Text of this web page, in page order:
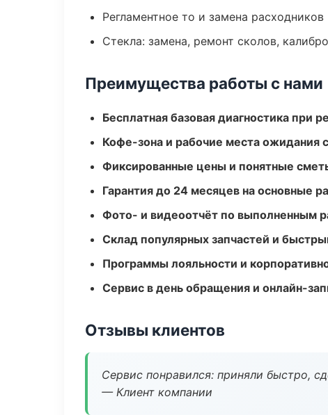
Регламентное то и замена расходников
Стекла: замена, ремонт сколов,
Преимущества работы с нами
Бесплатная базовая диагностика при
Кофе-зона и рабочие места ожидания
Фиксированные цены и понятные
Гарантия до 24 месяцев на основные
Фото- и видеоотчёт по выполненным
Склад популярных запчастей и
Программы лояльности и
Сервис в день обращения и онлайн-
Отзывы клиентов
Сервис понравился: приняли быстро,
— Клиент компании